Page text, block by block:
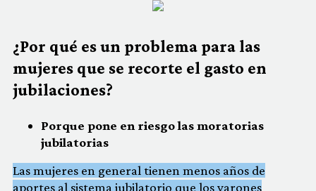
¿Por qué es un problema para las
mujeres que se recorte el gasto en
jubilaciones?
Porque pone en riesgo las moratorias
jubilatorias
Las mujeres en general tienen menos años de
aportes al sistema jubilatorio que los varones